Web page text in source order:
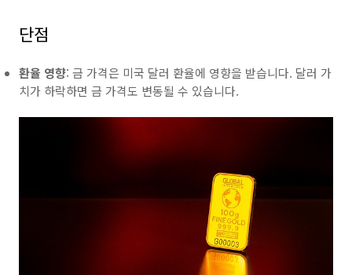
단점
환율 영향: 금 가격은 미국 달러 환율에 영향을 받습니다. 달러 가
치가 하락하면 금 가격도 변동될 수 있습니다.